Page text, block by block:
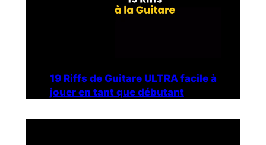
19 Riffs de Guitare ULTRA facile à
jouer en tant que débutant